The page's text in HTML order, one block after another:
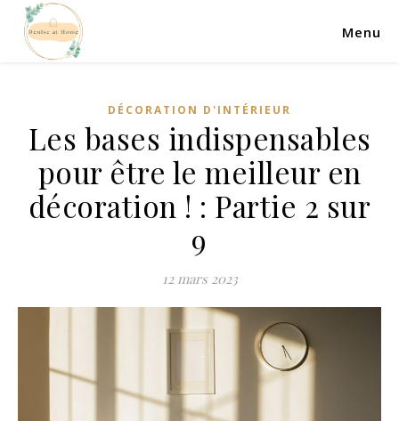
Menu
DÉCORATION D'INTÉRIEUR
Les bases indispensables
pour être le meilleur en
décoration ! : Partie 2 sur
9
12 mars 2023